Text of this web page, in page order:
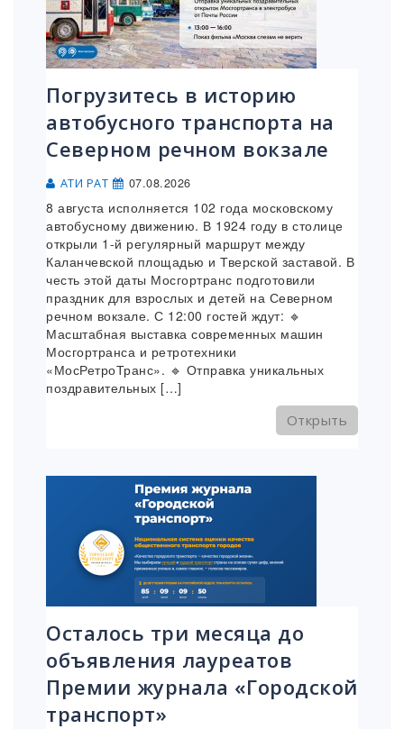
Погрузитесь в историю
автобусного транспорта на
Северном речном вокзале
АТИ РАТ 07.08.2026
8 августа исполняется 102 года московскому
автобусному движению. В 1924 году в столице
открыли 1-й регулярный маршрут между
Каланчевской площадью и Тверской заставой. В
честь этой даты Мосгортранс подготовили
праздник для взрослых и детей на Северном
речном вокзале. С 12:00 гостей ждут: 🔹
Масштабная выставка современных машин
Мосгортранса и ретротехники
«МосРетроТранс». 🔹 Отправка уникальных
поздравительных […]
Открыть
Осталось три месяца до
объявления лауреатов
Премии журнала «Городской
транспорт»